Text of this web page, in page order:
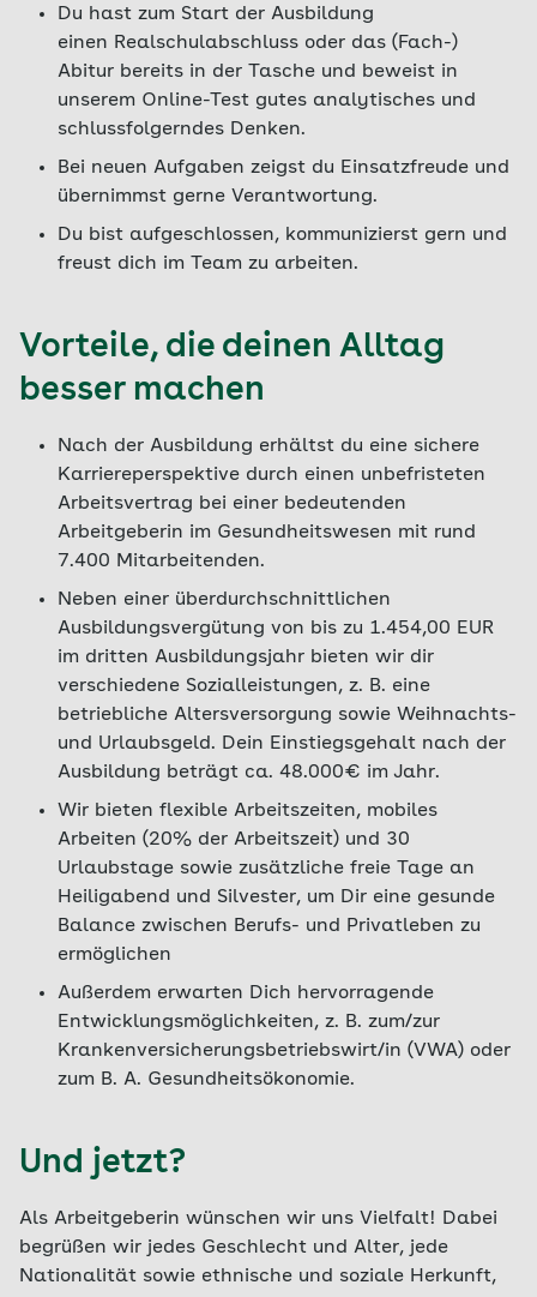
Du hast zum Start der Ausbildung
einen Realschulabschluss oder das (Fach-)
Abitur bereits in der Tasche und beweist in
unserem Online-Test gutes analytisches und
schlussfolgerndes Denken.
Bei neuen Aufgaben zeigst du Einsatzfreude und
übernimmst gerne Verantwortung.
Du bist aufgeschlossen, kommunizierst gern und
freust dich im Team zu arbeiten.
Vorteile, die deinen Alltag
besser machen
Nach der Ausbildung erhältst du eine sichere
Karriereperspektive durch einen unbefristeten
Arbeitsvertrag bei einer bedeutenden
Arbeitgeberin im Gesundheitswesen mit rund
7.400 Mitarbeitenden.
Neben einer überdurchschnittlichen
Ausbildungsvergütung von bis zu 1.454,00 EUR
im dritten Ausbildungsjahr bieten wir dir
verschiedene Sozialleistungen, z. B. eine
betriebliche Altersversorgung sowie Weihnachts-
und Urlaubsgeld. Dein Einstiegsgehalt nach der
Ausbildung beträgt ca. 48.000€ im Jahr.
Wir bieten flexible Arbeitszeiten, mobiles
Arbeiten (20% der Arbeitszeit) und 30
Urlaubstage sowie zusätzliche freie Tage an
Heiligabend und Silvester, um Dir eine gesunde
Balance zwischen Berufs- und Privatleben zu
ermöglichen
Außerdem erwarten Dich hervorragende
Entwicklungsmöglichkeiten, z. B. zum/zur
Krankenversicherungsbetriebswirt/in (VWA) oder
zum B. A. Gesundheitsökonomie.
Und jetzt?
Als Arbeitgeberin wünschen wir uns Vielfalt! Dabei
begrüßen wir jedes Geschlecht und Alter, jede
Nationalität sowie ethnische und soziale Herkunft,